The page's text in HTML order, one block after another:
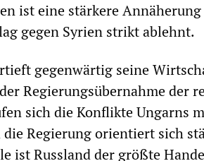
ist eine stärkere
gegen Syrien strikt ablehnt.
gegenwärtig seine
Regierungsübernahme der
sich die Konflikte Ungarns
Regierung orientiert sich
ist Russland der größte